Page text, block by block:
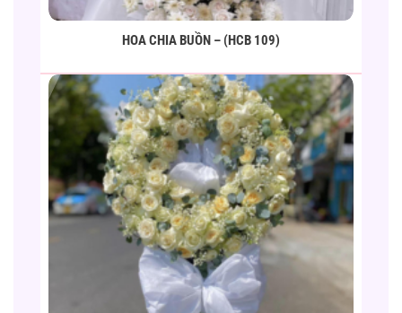
HOA CHIA BUỒN – (HCB 109)